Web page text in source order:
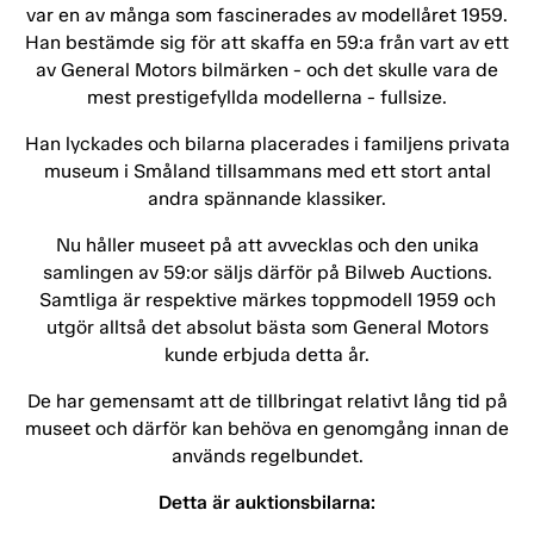
var en av många som fascinerades av modellåret 1959.
Han bestämde sig för att skaffa en 59:a från vart av ett
av General Motors bilmärken - och det skulle vara de
mest prestigefyllda modellerna - fullsize.
Han lyckades och bilarna placerades i familjens privata
museum i Småland tillsammans med ett stort antal
andra spännande klassiker.
Nu håller museet på att avvecklas och den unika
samlingen av 59:or säljs därför på Bilweb Auctions.
Samtliga är respektive märkes toppmodell 1959 och
utgör alltså det absolut bästa som General Motors
kunde erbjuda detta år.
De har gemensamt att de tillbringat relativt lång tid på
museet och därför kan behöva en genomgång innan de
används regelbundet.
Detta är auktionsbilarna: